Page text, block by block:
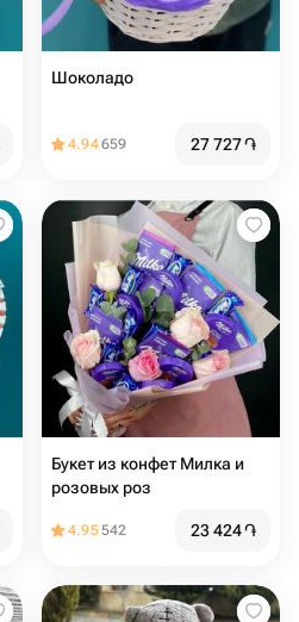
Шоколадо
4.94659 27 727֏
Букет из конфет Милка и
розовых роз
4.95542 23 424֏